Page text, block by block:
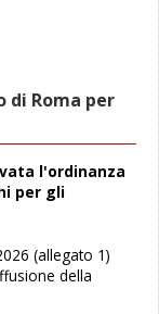
di Roma per
l'ordinanza
per gli
(allegato 1)
della